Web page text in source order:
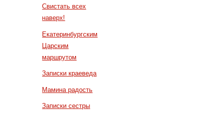
Свистать всех
наверх!
Екатеринбургским
Царским
маршрутом
Записки краеведа
Мамина радость
Записки сестры